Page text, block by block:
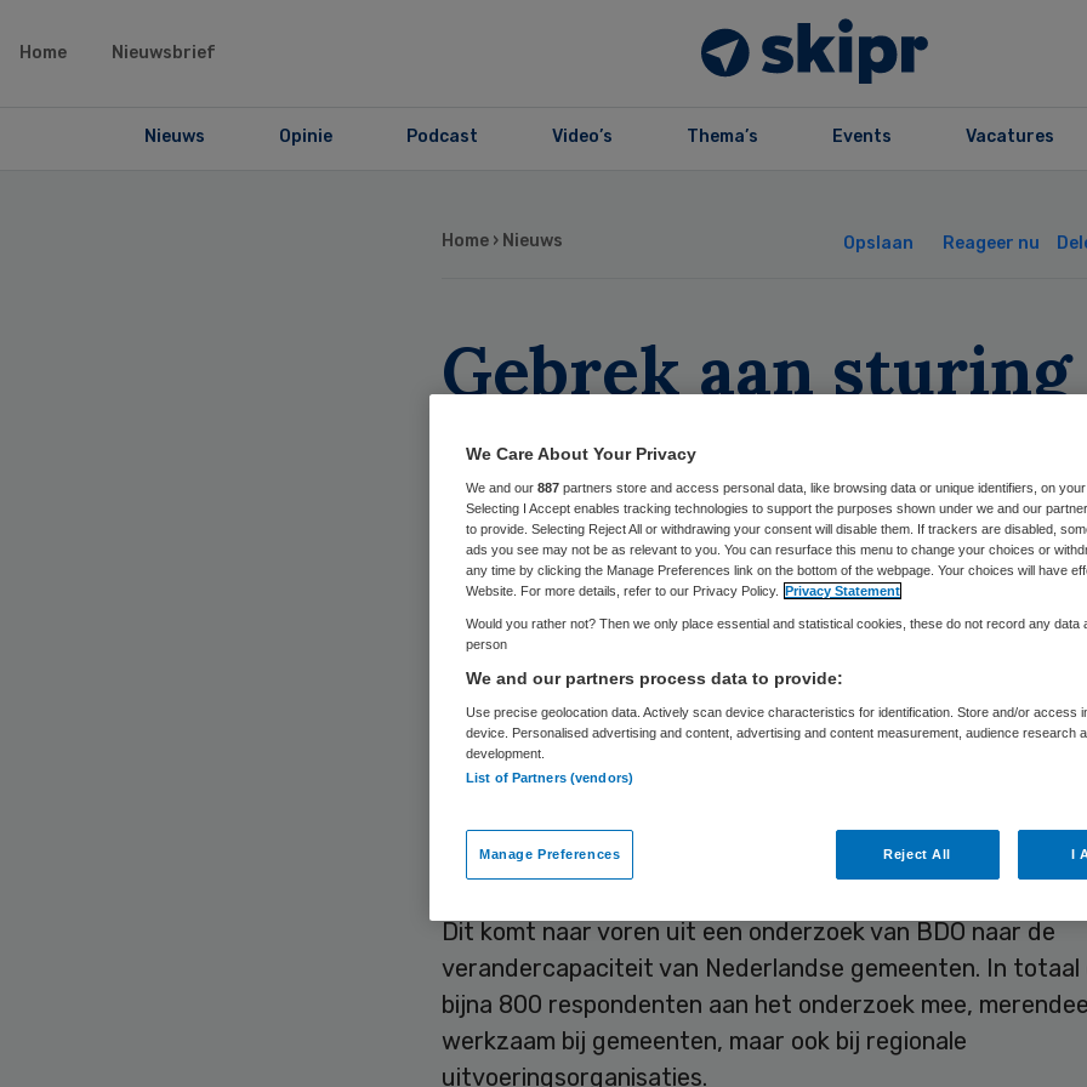
Home Nieuwsbrief
Nieuws Opinie Podcast Video’s Thema’s Events Vacatures
Home › Nieuws Opslaan Reageer nu
Gebrek aan sturing
doet ambtenaren
twijfelen aan
Philip van de Poel 10 mei 2017,14:43 49 keer gelezen
Gemeenten betwijfelen of ze de transitie in het sociaal
een goed einde kunnen brengen. Gebrek aan leiderschap,
oordeel van gemeenteambtenaren en beslissers de
‘veranderrisico’s’ onvoldoende beheersen.
Dit komt naar voren uit een onderzoek van BDO naar de
verandercapaciteit van Nederlandse gemeenten. In totaal
bijna 800 respondenten aan het onderzoek mee,
werkzaam bij gemeenten, maar ook bij regionale
uitvoeringsorganisaties.
We Care About Your Privacy
We and our 887 partners store and access personal data, like browsing data or unique identifiers, on your
Selecting I Accept enables tracking technologies to support the purposes shown under we and our
to provide. Selecting Reject All or withdrawing your consent will disable them. If trackers are disabled,
ads you see may not be as relevant to you. You can resurface this menu to change your choices or
any time by clicking the Manage Preferences link on the bottom of the webpage. Your choices will have
Website. For more details, refer to our Privacy Policy.
Privacy Statement
Would you rather not? Then we only place essential and statistical cookies, these do not record any data
person
We and our partners process data to provide:
Use precise geolocation data. Actively scan device characteristics for identification. Store and/or access
device. Personalised advertising and content, advertising and content measurement, audience research
development.
List of Partners (vendors)
Manage Preferences Reject All I